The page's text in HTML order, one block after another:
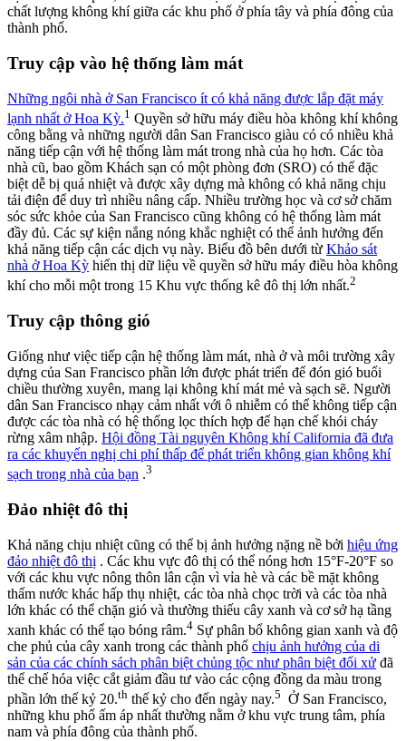
chất lượng không khí giữa các khu phố ở phía tây và phía đông của
thành phố.
Truy cập vào hệ thống làm mát
Những ngôi nhà ở San Francisco ít có khả năng được lắp đặt máy
lạnh nhất ở Hoa Kỳ.1 Quyền sở hữu máy điều hòa không khí không
công bằng và những người dân San Francisco giàu có có nhiều khả
năng tiếp cận với hệ thống làm mát trong nhà của họ hơn. Các tòa
nhà cũ, bao gồm Khách sạn có một phòng đơn (SRO) có thể đặc
biệt dễ bị quá nhiệt và được xây dựng mà không có khả năng chịu
tải điện để duy trì nhiều nâng cấp. Nhiều trường học và cơ sở chăm
sóc sức khỏe của San Francisco cũng không có hệ thống làm mát
đầy đủ. Các sự kiện nắng nóng khắc nghiệt có thể ảnh hưởng đến
khả năng tiếp cận các dịch vụ này. Biểu đồ bên dưới từ Khảo sát
nhà ở Hoa Kỳ hiển thị dữ liệu về quyền sở hữu máy điều hòa không
khí cho mỗi một trong 15 Khu vực thống kê đô thị lớn nhất.2
Truy cập thông gió
Giống như việc tiếp cận hệ thống làm mát, nhà ở và môi trường xây
dựng của San Francisco phần lớn được phát triển để đón gió buổi
chiều thường xuyên, mang lại không khí mát mẻ và sạch sẽ. Người
dân San Francisco nhạy cảm nhất với ô nhiễm có thể không tiếp cận
được các tòa nhà có hệ thống lọc thích hợp để hạn chế khói cháy
rừng xâm nhập. Hội đồng Tài nguyên Không khí California đã đưa
ra các khuyến nghị chi phí thấp để phát triển không gian không khí
sạch trong nhà của bạn .3
Đảo nhiệt đô thị
Khả năng chịu nhiệt cũng có thể bị ảnh hưởng nặng nề bởi hiệu ứng
đảo nhiệt đô thị . Các khu vực đô thị có thể nóng hơn 15°F-20°F so
với các khu vực nông thôn lân cận vì vỉa hè và các bề mặt không
thấm nước khác hấp thụ nhiệt, các tòa nhà chọc trời và các tòa nhà
lớn khác có thể chặn gió và thường thiếu cây xanh và cơ sở hạ tầng
xanh khác có thể tạo bóng râm.4 Sự phân bổ không gian xanh và độ
che phủ của cây xanh trong các thành phố chịu ảnh hưởng của di
sản của các chính sách phân biệt chủng tộc như phân biệt đối xử đã
thể chế hóa việc cắt giảm đầu tư vào các cộng đồng da màu trong
phần lớn thế kỷ 20.th thế kỷ cho đến ngày nay.5 Ở San Francisco,
những khu phố ấm áp nhất thường nằm ở khu vực trung tâm, phía
nam và phía đông của thành phố.